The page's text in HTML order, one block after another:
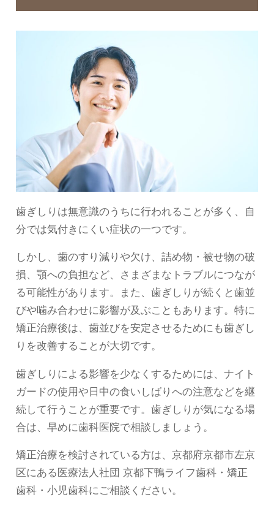
歯ぎしりは無意識のうちに行われることが多く、自
分では気付きにくい症状の一つです。
しかし、歯のすり減りや欠け、詰め物・被せ物の破
損、顎への負担など、さまざまなトラブルにつなが
る可能性があります。また、歯ぎしりが続くと歯並
びや噛み合わせに影響が及ぶこともあります。特に
矯正治療後は、歯並びを安定させるためにも歯ぎし
りを改善することが大切です。
歯ぎしりによる影響を少なくするためには、ナイト
ガードの使用や日中の食いしばりへの注意などを継
続して行うことが重要です。歯ぎしりが気になる場
合は、早めに歯科医院で相談しましょう。
矯正治療を検討されている方は、京都府京都市左京
区にある医療法人社団 京都下鴨ライフ歯科・矯正
歯科・小児歯科にご相談ください。